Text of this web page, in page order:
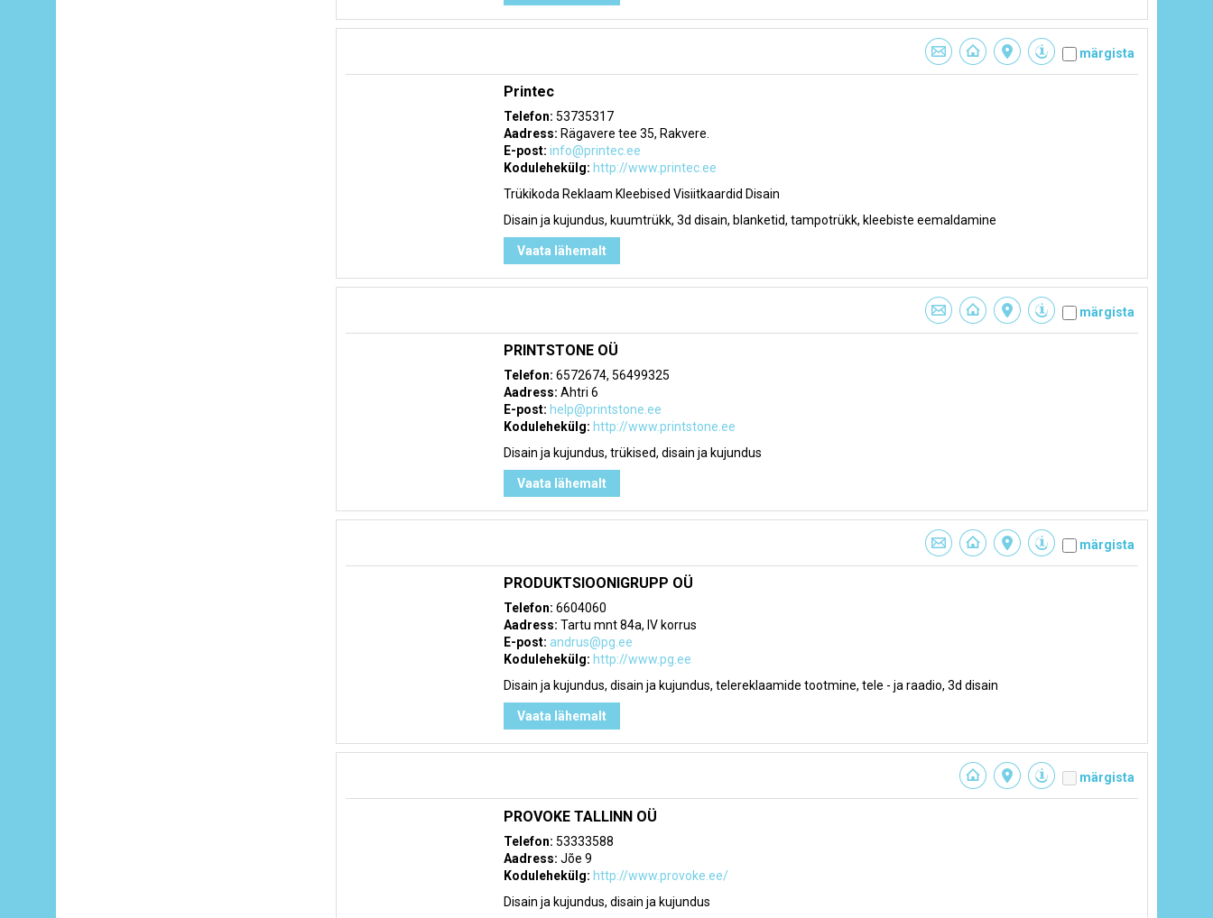
märgista
Printec
Telefon: 53735317
Aadress: Rägavere tee 35, Rakvere.
E-post: info@printec.ee
Kodulehekülg: http://www.printec.ee
Trükikoda Reklaam Kleebised Visiitkaardid Disain
Disain ja kujundus, kuumtrükk, 3d disain, blanketid, tampotrükk, kleebiste eemaldamine
Vaata lähemalt
märgista
PRINTSTONE OÜ
Telefon: 6572674, 56499325
Aadress: Ahtri 6
E-post: help@printstone.ee
Kodulehekülg: http://www.printstone.ee
Disain ja kujundus, trükised, disain ja kujundus
Vaata lähemalt
märgista
PRODUKTSIOONIGRUPP OÜ
Telefon: 6604060
Aadress: Tartu mnt 84a, IV korrus
E-post: andrus@pg.ee
Kodulehekülg: http://www.pg.ee
Disain ja kujundus, disain ja kujundus, telereklaamide tootmine, tele - ja raadio, 3d disain
Vaata lähemalt
märgista
PROVOKE TALLINN OÜ
Telefon: 53333588
Aadress: Jõe 9
Kodulehekülg: http://www.provoke.ee/
Disain ja kujundus, disain ja kujundus